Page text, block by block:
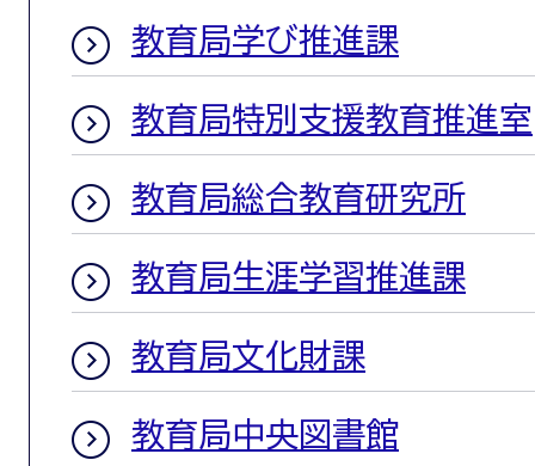
教育局学び推進課
教育局特別支援教育推進室
教育局総合教育研究所
教育局生涯学習推進課
教育局文化財課
教育局中央図書館